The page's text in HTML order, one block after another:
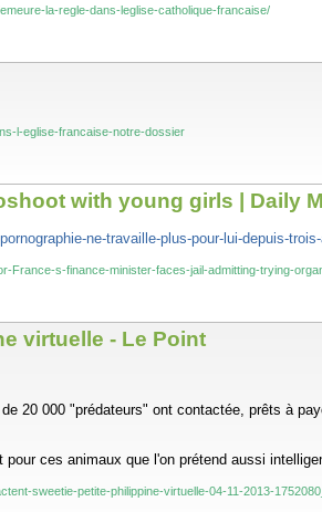
la-regle-dans-leglise-catholique-francaise/
l-eglise-francaise-notre-dossier
with young girls | Daily
ne-travaille-plus-pour-lui-depuis-
France-s-finance-minister-faces-jail-admitting-trying-
virtuelle - Le Point
20 000 "prédateurs" ont contactée, prêts à
ces animaux que l'on prétend aussi
sweetie-petite-philippine-virtuelle-04-11-2013-